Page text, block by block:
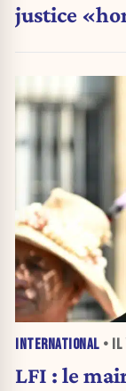
justice
INTERNATIONAL • IL
LFI : le